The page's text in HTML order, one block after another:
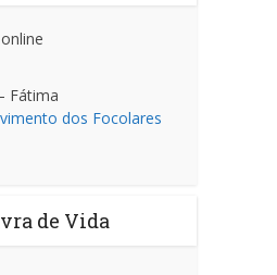
Fátima
dos Focolares
de Vida